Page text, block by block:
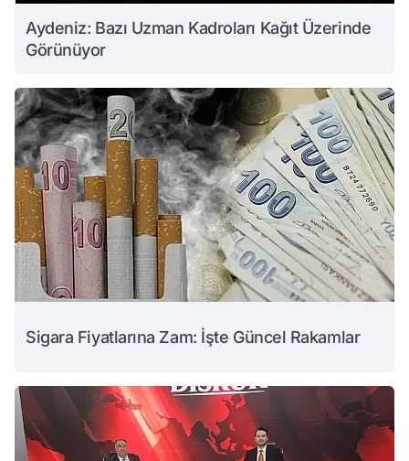
Aydeniz: Bazı Uzman Kadroları Kağıt Üzerinde
Görünüyor
Sigara Fiyatlarına Zam: İşte Güncel Rakamlar